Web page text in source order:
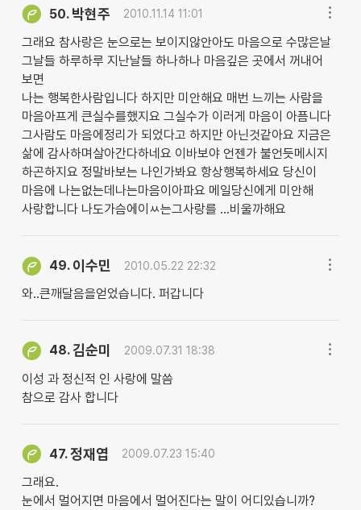
50. 박현주 2010.11.14 11:01
그래요 참사랑은 눈으로는 보이지않안아도 마음으로 수많은날
그날들 하루하루 지난날들 하나하나 마음깊은 곳에서 꺼내어
보면
나는 행복한사람입니다 하지만 미안해요 매번 느끼는 사람을
마음아프게 큰실수를했지요 그실수가 이러게 마음이 아픔니다
그사람도 마음에정리가 되었다고 하지만 아닌것같아요 지금은
삶에 감사하며살아간다하네요 이바보야 언젠가 불언듯메시지
하곤하지요 정말바보는 나인가봐요 항상행복하세요 당신이
마음에 나는없는데나는마음이아파요 메일당신에게 미안해
사랑합니다 나도가슴에이ㅆ는그사랑를 ...비울까해요
49. 이수민 2010.05.22 22:32
와..큰깨달음을얻었습니다. 퍼갑니다
48.김순미 2009.07.31 18:38
이성 과 정신적 인 사랑에 말씀
참으로 감사 합니다
47.정재엽 2009.07.23 15:40
그래요.
눈에서 멀어지면 마음에서 멀어진다는 말이 어디있습니까?